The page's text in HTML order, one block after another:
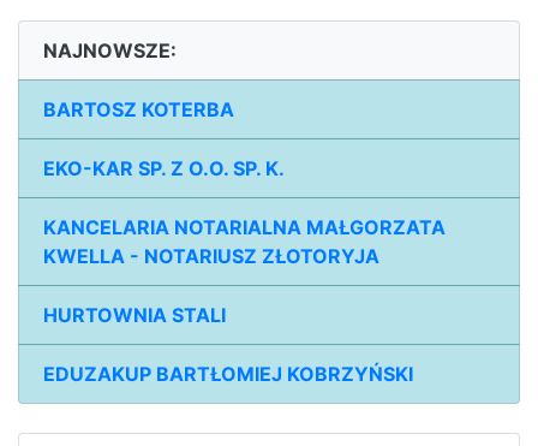
NAJNOWSZE:
BARTOSZ KOTERBA
EKO-KAR SP. Z O.O. SP. K.
KANCELARIA NOTARIALNA MAŁGORZATA
KWELLA - NOTARIUSZ ZŁOTORYJA
HURTOWNIA STALI
EDUZAKUP BARTŁOMIEJ KOBRZYŃSKI